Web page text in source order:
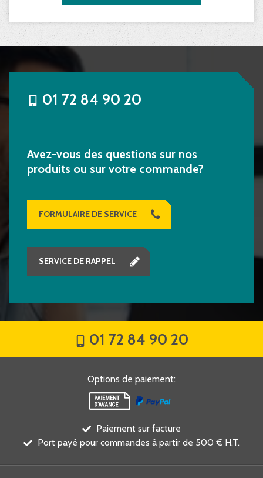
01 72 84 90 20
Avez-vous des questions sur nos
produits ou sur votre commande?
FORMULAIRE DE SERVICE
SERVICE DE RAPPEL
01 72 84 90 20
Options de paiement:
Paiement sur facture
Port payé pour commandes à partir de 500 € H.T.